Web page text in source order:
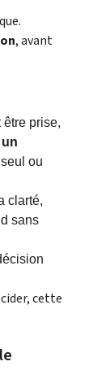
, avant
prise,
ou
clarté,
sans
cette